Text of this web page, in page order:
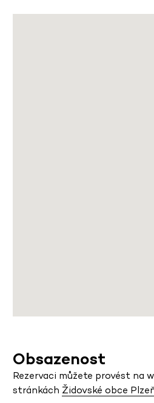
Obsazenost
Rezervaci můžete provést na
stránkách Židovské obce